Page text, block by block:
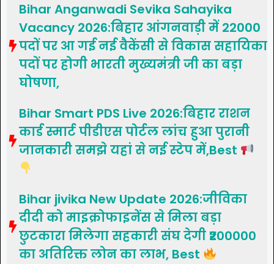
Bihar Anganwadi Sevika Sahayika
Vacancy 2026:बिहार आंगनवाड़ी में 22000
पदों पर आ गई नई वैकेंसी से विकास सहायिका
पदों पर होगी भारती मुख्यमंत्री जी का बड़ा
घोषणा,
Bihar Smart PDS Live 2026:बिहार राशन
कार्ड स्मार्ट पीडीएस पोर्टल लांच हुआ पुरानी
जानकारी समझे यहां से नई स्टेप में,Best
Bihar jivika New Update 2026:जीविका
दीदी को माइक्रोफाइनेंस से मिला बड़ा
छुटकारा मिलेगा सहकारी संघ देगी ₹200000
का अतिरिक्त लोन का लाभ, Best